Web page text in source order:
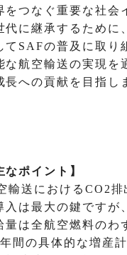
をつなぐ重要な社会
代に継承するために
てSAFの普及に取り
な航空輸送の実現を
への貢献を目指し
なポイント】
輸送におけるCO2
入は最大の鍵ですが
量は全航空燃料のわ
間の具体的な増産